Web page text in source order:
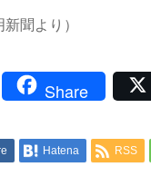
聞より）
Pinterest
Share
Hatena RSS